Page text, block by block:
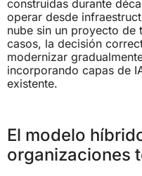
construidas durante
operar desde
nube sin un proyecto de
casos, la decisión
modernizar
incorporando capas de
existente.
El modelo
organizaciones